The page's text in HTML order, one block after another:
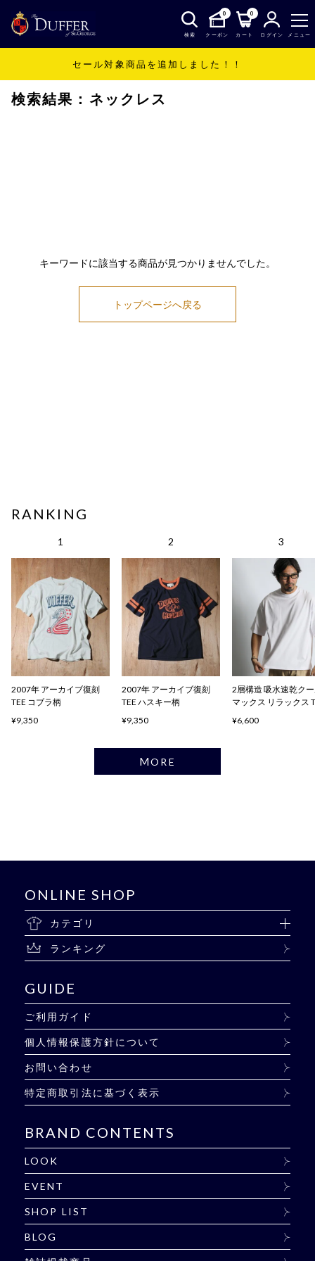
検索
0
クーポン
0
カート ログイン メニュー
セール対象商品を追加しました！！
ネックレス
検索結果：ネックレス
キーワードに該当する商品が見つかりませんでした。
トップページへ戻る
RANKING
2007年 アーカイブ復刻
TEE コブラ柄
¥9,350
2007年 アーカイブ復刻
TEE ハスキー柄
¥9,350
2層構造 吸水速乾ク
マックス リラックス
¥6,600
MORE
ONLINE SHOP
カテゴリ
ランキング
GUIDE
ご利用ガイド
個人情報保護方針について
お問い合わせ
特定商取引法に基づく表示
BRAND CONTENTS
LOOK
EVENT
SHOP LIST
BLOG